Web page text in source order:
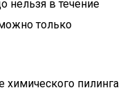
нельзя в течение
только
химического пилинга